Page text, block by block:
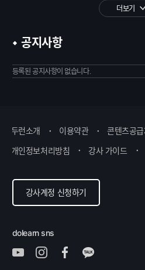
더보기
공지사항
등록된 공지사항이 없습니다.
두런소개 이용약관 콘텐츠공
개인정보처리방침 강사 가이드
강사계정 신청하기
dolearn sns